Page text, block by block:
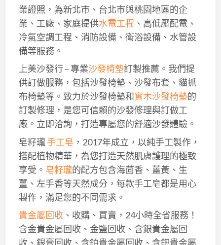
業證照，為新北市、台北市與桃園地區的企
業、工廠、家庭提供水電工程 、高低壓配電、
冷氣空調工程、消防設備、衛浴設備、水管設
備等服務。
上美沙發行 – 專業沙發椅墊訂製推薦。我們提
供訂做服務，包括沙發椅墊、沙發布套、貓抓
布椅墊等。致力於沙發椅墊和實木沙發椅墊的
訂製修理，是您可信賴的沙發修理與訂做工
廠。立即洽詢，打造專屬您的舒適沙發體驗。
皂籽瓏手工皂 ，2017年成立，以純手工製作，
搭配植物精華，為您打造天然肌膚護理的極致
享受。 皂籽瓏的配方包含海茴香、薑黃、生
薑、左手香等天然成分，每款手工皂都是用心
製作，滿足您的不同需求。
貴金屬回收、收購、買賣，24小時全省服務！
含金貴金屬回收、金鹽回收、含銀貴金屬回
收、銀膏回收、含鉑貴金屬回收、含鈀貴金屬